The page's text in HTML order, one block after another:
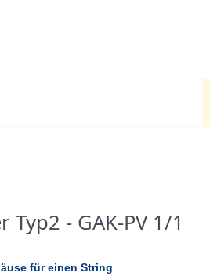
- GAK-PV 1/1
für einen String